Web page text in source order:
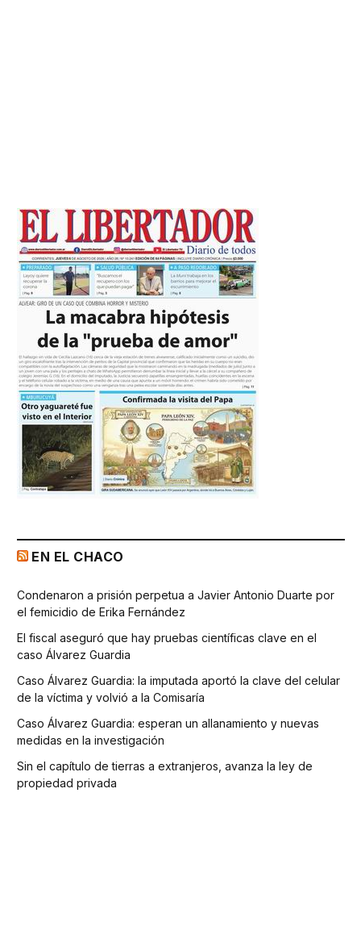
EN EL CHACO
Condenaron a prisión perpetua a Javier Antonio Duarte por
el femicidio de Erika Fernández
El fiscal aseguró que hay pruebas científicas clave en el
caso Álvarez Guardia
Caso Álvarez Guardia: la imputada aportó la clave del celular
de la víctima y volvió a la Comisaría
Caso Álvarez Guardia: esperan un allanamiento y nuevas
medidas en la investigación
Sin el capítulo de tierras a extranjeros, avanza la ley de
propiedad privada